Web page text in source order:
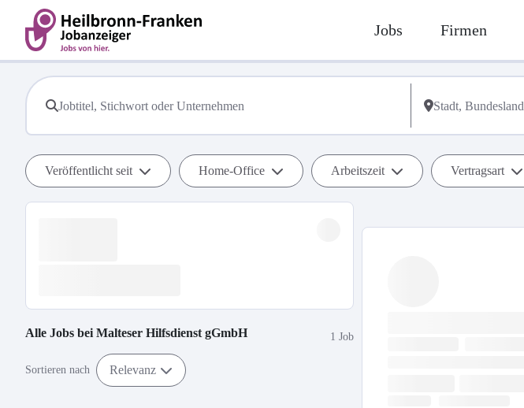
Jobs Firmen
Veröffentlicht seit Home-Office Arbeitszeit Vertragsart
Alle Jobs bei Malteser Hilfsdienst gGmbH 1 Job
Sortieren nach Relevanz